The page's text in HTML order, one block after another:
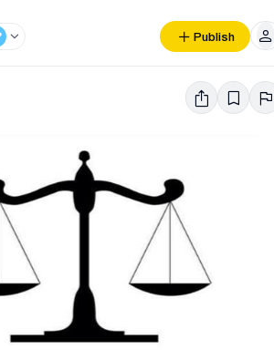
Publish